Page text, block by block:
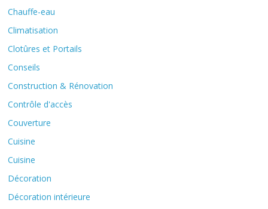
Chauffe-eau
Climatisation
Clotûres et Portails
Conseils
Construction & Rénovation
Contrôle d'accès
Couverture
Cuisine
Cuisine
Décoration
Décoration intérieure